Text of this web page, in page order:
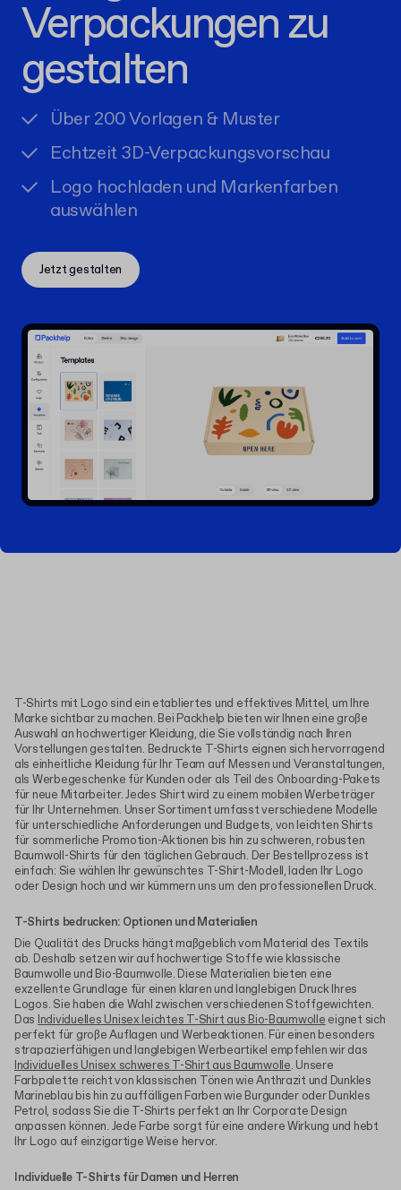
Verpackungen zu
gestalten
Über 200 Vorlagen & Muster
Echtzeit 3D-Verpackungsvorschau
Logo hochladen und Markenfarben
auswählen
Jetzt gestalten
T-Shirts mit Logo sind ein etabliertes und effektives Mittel, um Ihre
Marke sichtbar zu machen. Bei Packhelp bieten wir Ihnen eine große
Auswahl an hochwertiger Kleidung, die Sie vollständig nach Ihren
Vorstellungen gestalten. Bedruckte T-Shirts eignen sich hervorragend
als einheitliche Kleidung für Ihr Team auf Messen und Veranstaltungen,
als Werbegeschenke für Kunden oder als Teil des Onboarding-Pakets
für neue Mitarbeiter. Jedes Shirt wird zu einem mobilen Werbeträger
für Ihr Unternehmen. Unser Sortiment umfasst verschiedene Modelle
für unterschiedliche Anforderungen und Budgets, von leichten Shirts
für sommerliche Promotion-Aktionen bis hin zu schweren, robusten
Baumwoll-Shirts für den täglichen Gebrauch. Der Bestellprozess ist
einfach: Sie wählen Ihr gewünschtes T-Shirt-Modell, laden Ihr Logo
oder Design hoch und wir kümmern uns um den professionellen Druck.
T-Shirts bedrucken: Optionen und Materialien
Die Qualität des Drucks hängt maßgeblich vom Material des Textils
ab. Deshalb setzen wir auf hochwertige Stoffe wie klassische
Baumwolle und Bio-Baumwolle. Diese Materialien bieten eine
exzellente Grundlage für einen klaren und langlebigen Druck Ihres
Logos. Sie haben die Wahl zwischen verschiedenen Stoffgewichten.
Das Individuelles Unisex leichtes T-Shirt aus Bio-Baumwolle eignet sich
perfekt für große Auflagen und Werbeaktionen. Für einen besonders
strapazierfähigen und langlebigen Werbeartikel empfehlen wir das
Individuelles Unisex schweres T-Shirt aus Baumwolle. Unsere
Farbpalette reicht von klassischen Tönen wie Anthrazit und Dunkles
Marineblau bis hin zu auffälligen Farben wie Burgunder oder Dunkles
Petrol, sodass Sie die T-Shirts perfekt an Ihr Corporate Design
anpassen können. Jede Farbe sorgt für eine andere Wirkung und hebt
Ihr Logo auf einzigartige Weise hervor.
Individuelle T-Shirts für Damen und Herren